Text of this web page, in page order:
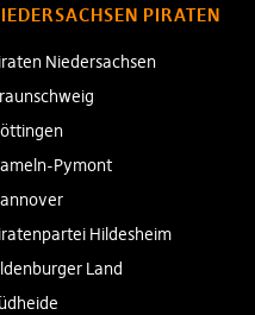
PIRATEN
Niedersachsen
Pymont
Hildesheim
Land